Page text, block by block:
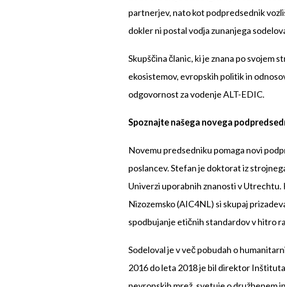
partnerjev, nato kot podpredsednik
dokler ni postal vodja zunanjega
Skupščina članic, ki je znana po svojem
ekosistemov, evropskih politik in
odgovornost za vodenje ALT-EDIC.
Spoznajte našega novega
Novemu predsedniku pomaga novi
poslancev. Stefan je doktorat iz
Univerzi uporabnih znanosti v
Nizozemsko (AIC4NL) si skupaj
spodbujanje etičnih standardov v hitro
Sodeloval je v več pobudah o
2016 do leta 2018 je bil direktor